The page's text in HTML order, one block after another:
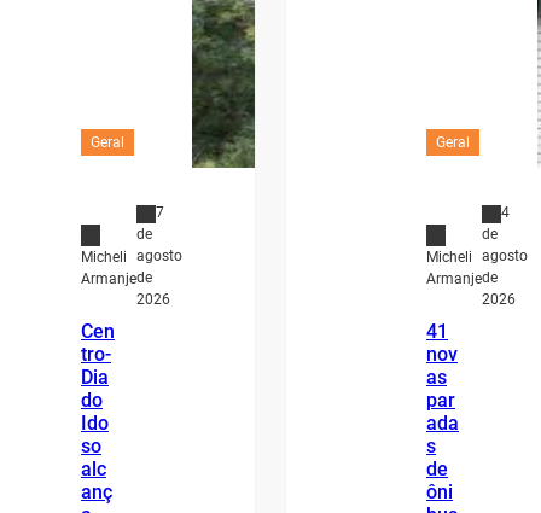
Geral
Micheli
Armanje
7
de
agosto
de
2026
Cen
tro-
Dia
do
Ido
so
alc
anç
Geral
Micheli
Armanje
4
de
agosto
de
2026
41
nov
as
par
ada
s
de
ôni